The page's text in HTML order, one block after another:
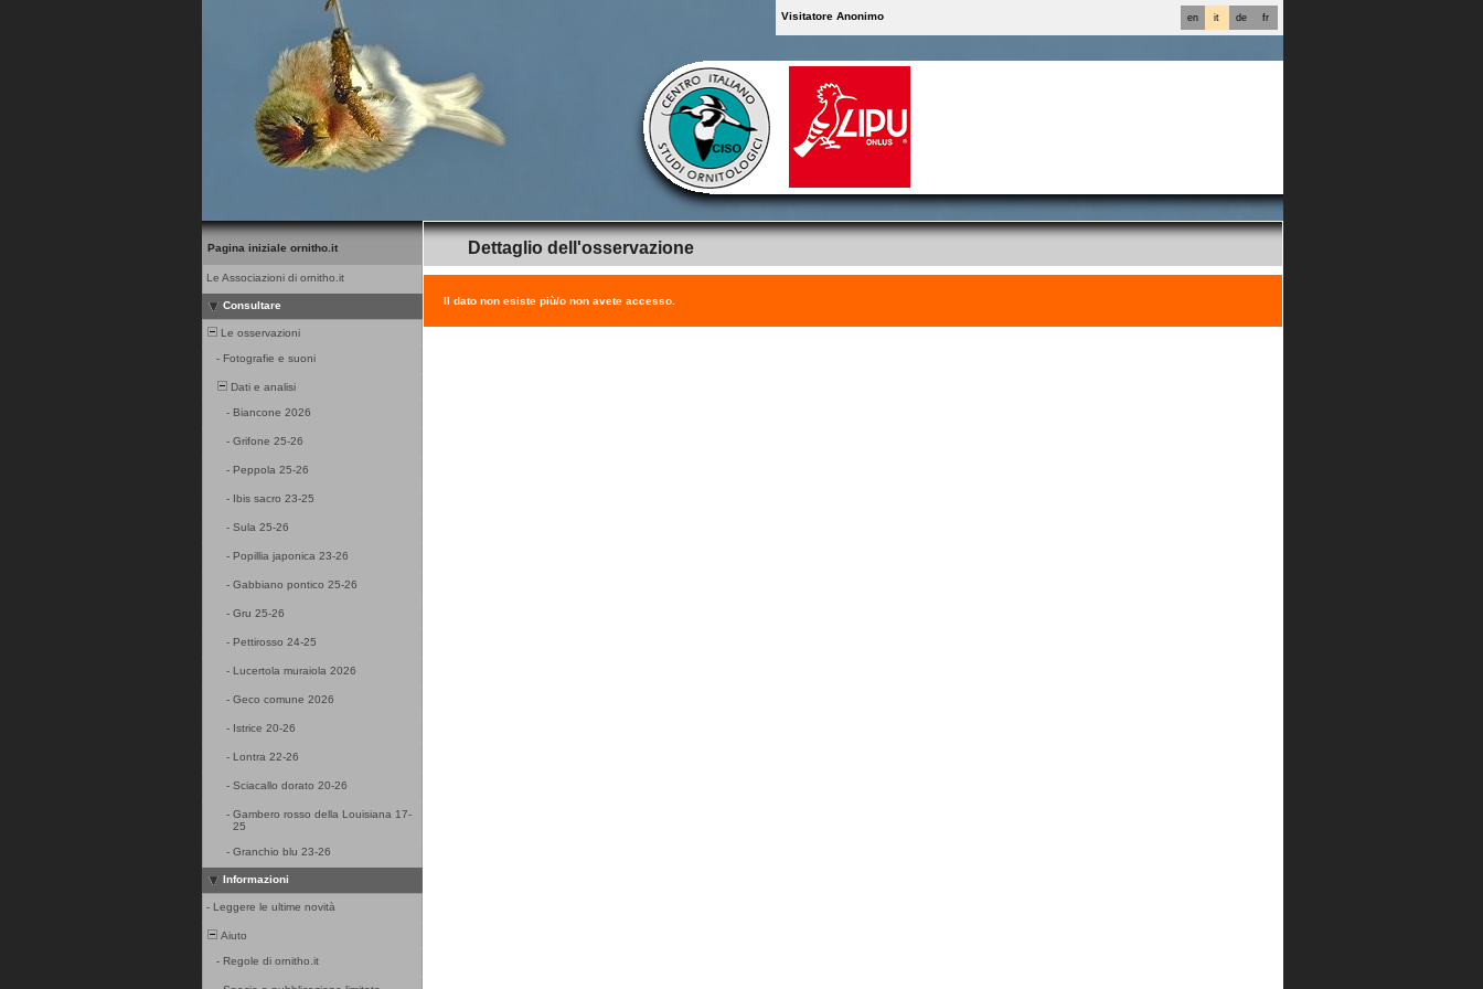
fr
de
it
en
Visitatore Anonimo
Pagina iniziale ornitho.it
Le Associazioni di ornitho.it
Consultare
Le osservazioni
- Fotografie e suoni
Dati e analisi
- Biancone 2026
- Grifone 25-26
- Peppola 25-26
- Ibis sacro 23-25
- Sula 25-26
- Popillia japonica 23-26
- Gabbiano pontico 25-26
- Gru 25-26
- Pettirosso 24-25
- Lucertola muraiola 2026
- Geco comune 2026
- Istrice 20-26
- Lontra 22-26
- Sciacallo dorato 20-26
- Gambero rosso della Louisiana 17-
25
- Granchio blu 23-26
Informazioni
- Leggere le ultime novità
Aiuto
- Regole di ornitho.it
Dettaglio dell'osservazione
Il dato non esiste più/o non avete accesso.